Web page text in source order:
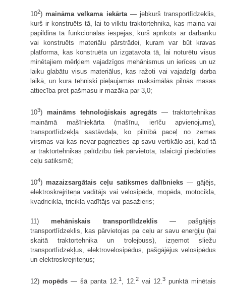
102) maināma velkama iekārta— jebkurš transportlīdzeklis,
kurš ir konstruēts tā, lai to vilktu traktortehnika, kas maina vai
papildina tā funkcionālās iespējas, kurš aprīkots ar darbarīku
vai konstruēts materiālu pārstrādei, kuram var būt kravas
platforma, kas konstruēta un izgatavota tā, lai noturētu visus
minētajiem mērķiem vajadzīgos mehānismus un ierīces un uz
laiku glabātu visus materiālus, kas ražoti vai vajadzīgi darba
laikā, un kura tehniski pieļaujamās maksimālās pilnās masas
attiecība pret pašmasu ir mazāka par 3,0;
103) maināms tehnoloģiskais agregāts — traktortehnikas
maināmā mašīniekārta (mašīnu, ierīču apvienojums),
transportlīdzekļa sastāvdaļa, ko pilnībā paceļ no zemes
virsmas vai kas nevar pagriezties ap savu vertikālo asi, kad tā
ar traktortehnikas palīdzību tiek pārvietota, īslaicīgi piedaloties
ceļu satiksmē;
104) mazaizsargātais ceļu satiksmes dalībnieks — gājējs,
elektroskrejriteņa vadītājs vai velosipēda, mopēda, motocikla,
kvadricikla, tricikla vadītājs vai pasažieris;
11) mehāniskais transportlīdzeklis— pašgājējs
transportlīdzeklis, kas pārvietojas pa ceļu ar savu enerģiju (tai
skaitā traktortehnika un trolejbuss), izņemot sliežu
transportlīdzekļus, elektrovelosipēdus, pašgājējus velosipēdus
un elektroskrejriteņus;
12) mopēds — šā panta 12.1 , 12.2 vai 12.3 punktā minētais